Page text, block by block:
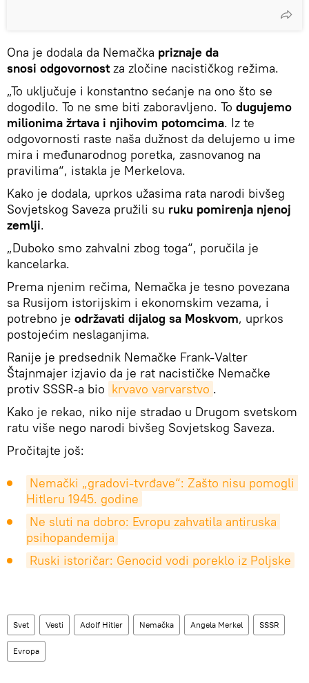
Ona je dodala da Nemačka priznaje da
snosi odgovornostza zločine nacističkog režima.
„To uključuje i konstantno sećanje na ono što se
dogodilo. To ne sme biti zaboravljeno. To dugujemo
milionima žrtava i njihovim potomcima. Iz te
odgovornosti raste naša dužnost da delujemo u ime
mira i međunarodnog poretka, zasnovanog na
pravilima“, istakla je Merkelova.
Kako je dodala, uprkos užasima rata narodi bivšeg
Sovjetskog Saveza pružili su ruku pomirenja njenoj
zemlji.
„Duboko smo zahvalni zbog toga“, poručila je
kancelarka.
Prema njenim rečima, Nemačka je tesno povezana
sa Rusijom istorijskim i ekonomskim vezama, i
potrebno je održavati dijalog sa Moskvom, uprkos
postojećim neslaganjima.
Ranije je predsednik Nemačke Frank-Valter
Štajnmajer izjavio da je rat nacističke Nemačke
protiv SSSR-a bio krvavo varvarstvo .
Kako je rekao, niko nije stradao u Drugom svetskom
ratu više nego narodi bivšeg Sovjetskog Saveza.
Pročitajte još:
Nemački „gradovi-tvrđave“: Zašto nisu pomogli
Hitleru 1945. godine
Ne sluti na dobro: Evropu zahvatila antiruska
psihopandemija
Ruski istoričar: Genocid vodi poreklo iz Poljske
Svet Vesti Adolf Hitler Nemačka Angela Merkel SSSR
Evropa